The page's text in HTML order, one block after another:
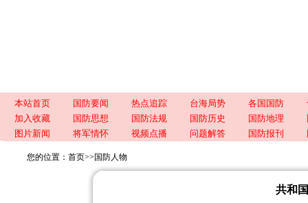
本站首页 国防要闻 热点追踪 台海局势 各国国防
加入收藏
国防思想 国防法规 国防历史 国防地理
图片新闻
将军情怀 视频点播 问题解答 国防报刊
您的位置： 首页>> 国防人物
共和